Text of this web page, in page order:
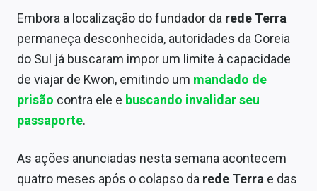
Embora a localização do fundador da rede Terra
permaneça desconhecida, autoridades da Coreia
do Sul já buscaram impor um limite à capacidade
de viajar de Kwon, emitindo um mandado de
prisão contra ele e buscando invalidar seu
passaporte.
As ações anunciadas nesta semana acontecem
quatro meses após o colapso da rede Terra e das